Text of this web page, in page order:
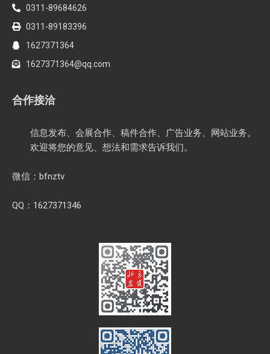
0311-89684626
0311-89183396
1627371364
1627371364@qq.com
合作接洽
信息发布、会展合作、稿件合作、广告业务、网站业务。
欢迎将您的意见、想法和需求告诉我们。
微信：bfnztv
QQ：1627371346